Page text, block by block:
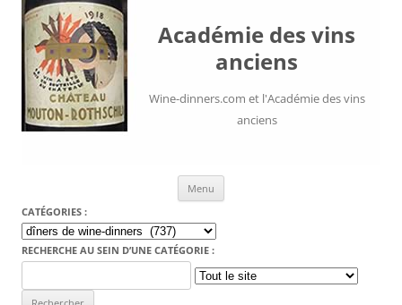
Académie des vins
anciens
Wine-dinners.com et l'Académie des vins
anciens
Menu
CATÉGORIES :
Catégories
:
RECHERCHE AU SEIN D’UNE CATÉGORIE :
for: